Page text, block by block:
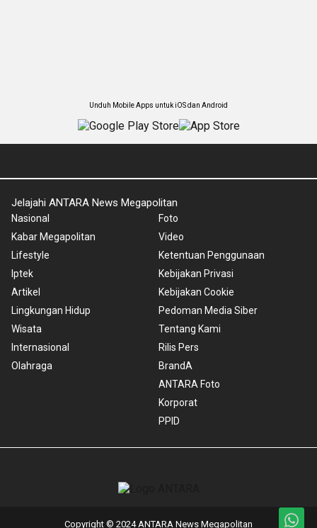
Unduh Mobile Apps untuk iOS dan Android
Jelajahi ANTARA News Megapolitan
Nasional
Kabar Megapolitan
Lifestyle
Iptek
Artikel
Lingkungan Hidup
Wisata
Internasional
Olahraga
Foto
Video
Ketentuan Penggunaan
Kebijakan Privasi
Kebijakan Cookie
Pedoman Media Siber
Tentang Kami
Rilis Pers
BrandA
ANTARA Foto
Korporat
PPID
Copyright © 2024 ANTARA News Megapolitan